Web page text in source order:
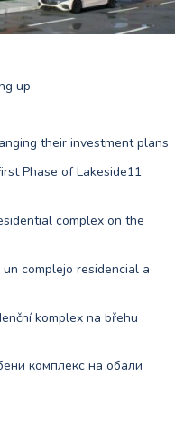
up
their investment plans
Phase of Lakeside11
complex on the
complejo residencial a
komplex na břehu
комплекс на обали